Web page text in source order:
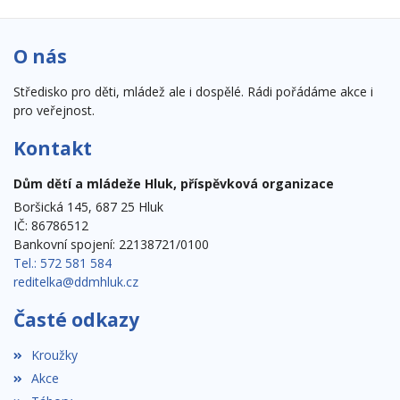
O nás
Středisko pro děti, mládež ale i dospělé. Rádi pořádáme akce i
pro veřejnost.
Kontakt
Dům dětí a mládeže Hluk, příspěvková organizace
Boršická 145, 687 25 Hluk
IČ: 86786512
Bankovní spojení: 22138721/0100
Tel.: 572 581 584
reditelka@ddmhluk.cz
Časté odkazy
Kroužky
Akce